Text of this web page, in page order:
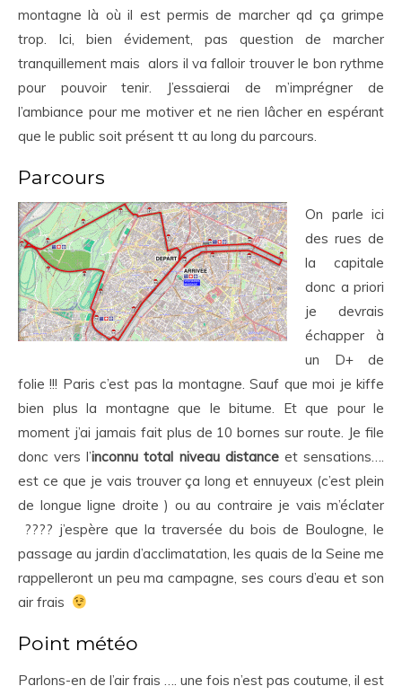
montagne là où il est permis de marcher qd ça grimpe
trop. Ici, bien évidement, pas question de marcher
tranquillement mais alors il va falloir trouver le bon rythme
pour pouvoir tenir. J’essaierai de m’imprégner de
l’ambiance pour me motiver et ne rien lâcher en espérant
que le public soit présent tt au long du parcours.
Parcours
On parle ici
des rues de
la capitale
donc a priori
je devrais
échapper à
un D+ de
folie !!! Paris c’est pas la montagne. Sauf que moi je kiffe
bien plus la montagne que le bitume. Et que pour le
moment j’ai jamais fait plus de 10 bornes sur route. Je file
donc vers l’inconnu total niveau distanceet sensations….
est ce que je vais trouver ça long et ennuyeux (c’est plein
de longue ligne droite ) ou au contraire je vais m’éclater
???? j’espère que la traversée du bois de Boulogne, le
passage au jardin d’acclimatation, les quais de la Seine me
rappelleront un peu ma campagne, ses cours d’eau et son
air frais
Point météo
Parlons-en de l’air frais …. une fois n’est pas coutume, il est